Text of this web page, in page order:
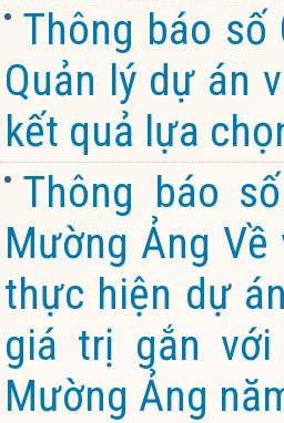
Thông báo số
Quản lý dự án
kết quả lựa
Thông báo
Mường Ảng
thực hiện dự
giá trị gắn
Mường Ảng